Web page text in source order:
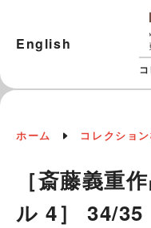
English
ホーム コレクショ
［斎藤義重
ル 4］ 34/35